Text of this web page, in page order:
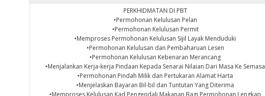
PERKHIDMATAN DI PBT
•Permohonan Kelulusan Pelan
•Permohonan Kelulusan Permit
•Memproses Permohonan Kelulusan Sijil Layak Menduduki
•Permohonan Kelulusan dan Pembaharuan Lesen
•Permohonan Kelulusan Kebenaran Merancang
•Menjalankan Kerja-kerja Pindaan Kepada Senarai Nilaian Dari Masa Ke Semasa
•Permohonan Pindah Milik dan Pertukaran Alamat Harta
•Menjelaskan Bayaran Bil-bil dan Tuntutan Yang Diterima
•Memproses Kelulusan Kad Pengendali Makanan Bagi Permohonan Lengkap